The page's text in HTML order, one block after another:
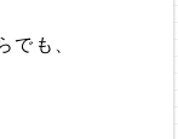
でも、